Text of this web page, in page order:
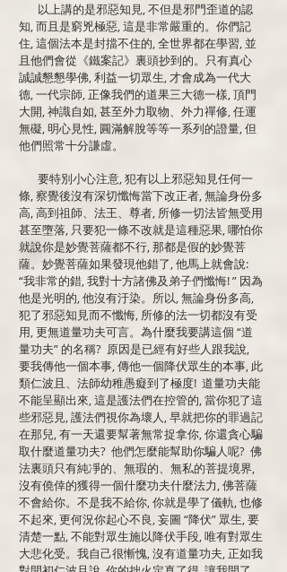
以上講的是邪惡知見, 不但是邪門歪道的認
知, 而且是窮兇極惡, 這是非常嚴重的。你們記
住, 這個法本是封擋不住的, 全世界都在學習, 並
且他們會從《鐵案記》裏頭抄到的。只有真心
誠誠懇懇學佛, 利益一切眾生, 才會成為一代大
德, 一代宗師, 正像我們的道果三大德一樣, 頂門
大開, 神識自如, 甚至外力取物、外力禪修, 任運
無礙, 明心見性, 圓滿解脫等等一系列的證量, 但
他們照常十分謙虛。
要特別小心注意, 犯有以上邪惡知見任何一
條, 察覺後沒有深切懺悔當下改正者, 無論身份多
高, 高到祖師、法王、尊者, 所修一切法皆無受用
甚至墮落, 只要犯一條不改就是這種惡果, 哪怕你
就說你是妙覺菩薩都不行, 那都是假的妙覺菩
薩。妙覺菩薩如果發現他錯了, 他馬上就會說:
“我非常的錯, 我對十方諸佛及弟子們懺悔! ” 因為
他是光明的, 他沒有汙染。所以, 無論身份多高,
犯了邪惡知見而不懺悔, 所修的法一切都沒有受
用, 更無道量功夫可言。為什麼我要講這個 “道
量功夫” 的名稱? 原因是已經有好些人跟我說,
要我傳他一個本事, 傳他一個降伏眾生的本事, 此
類仁波且、法師幼稚愚癡到了極度! 道量功夫能
不能呈顯出來, 這是護法們在控管的, 當你犯了這
些邪惡見, 護法們視你為壞人, 早就把你的罪過記
在那兒, 有一天還要幫著無常捉拿你, 你還貪心騙
取什麼道量功夫? 他們怎麼能幫助你騙人呢? 佛
法裏頭只有純凈的、無瑕的、無私的菩提境界,
沒有僥倖的獲得一個什麼功夫什麼法力, 佛菩薩
不會給你。不是我不給你, 你就是學了儀軌, 也修
不起來, 更何況你起心不良, 妄圖 “降伏” 眾生, 要
清楚一點, 不能對眾生施以降伏手段, 唯有對眾生
大悲化受。我自己很慚愧, 沒有道量功夫, 正如我